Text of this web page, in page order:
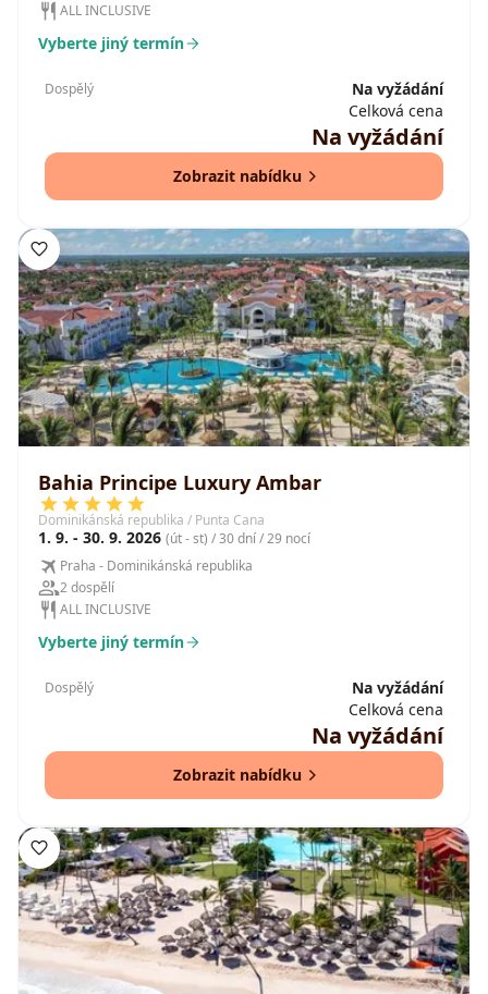
ALL INCLUSIVE
Vyberte jiný termín
Dospělý
Na vyžádání
Celková cena
Na vyžádání
Zobrazit nabídku
Bahia Principe Luxury Ambar
Dominikánská republika / Punta Cana
1. 9. - 30. 9. 2026 (út - st) / 30 dní / 29 nocí
Praha - Dominikánská republika
2 dospělí
ALL INCLUSIVE
Vyberte jiný termín
Dospělý
Na vyžádání
Celková cena
Na vyžádání
Zobrazit nabídku